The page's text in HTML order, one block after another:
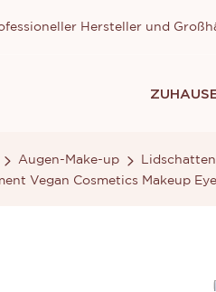
Hersteller und
Augen-Make-up Lidschatten
Vegan Cosmetics Makeup